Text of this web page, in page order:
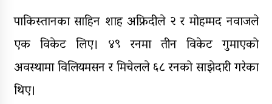
पाकिस्तानका साहिन शाह अफ्रिदीले २ र मोहम्मद नवाजले
एक विकेट लिए। ४९ रनमा तीन विकेट गुमाएको
अवस्थामा विलियमसन र मिचेलले ६८ रनको साझेदारी गरेका
थिए।